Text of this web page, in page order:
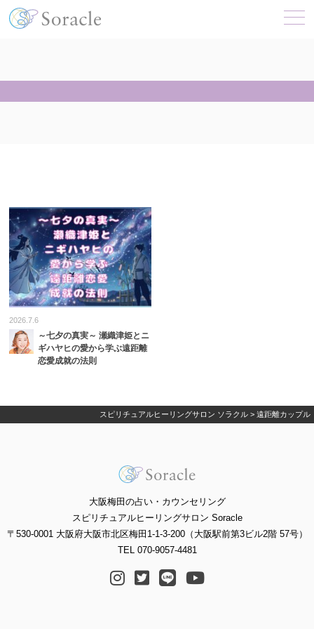
2026.7.6
～七夕の真実～ 瀬織津姫とニ
ギハヤヒの愛から学ぶ遠距離
恋愛成就の法則
スピリチュアルヒーリングサロン ソラクル > 遠距離カップル
大阪梅田の占い・カウンセリング
スピリチュアルヒーリングサロン Soracle
〒530-0001 大阪府大阪市北区梅田1-1-3-200（大阪駅前第3ビル2階 57号）
TEL 070-9057-4481